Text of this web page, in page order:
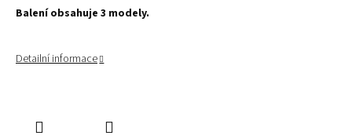
Balení obsahuje 3 modely.
Detailní informace